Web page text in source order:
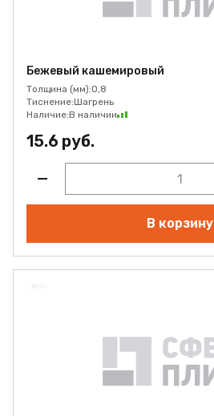
Бежевый кашемировый
Толщина (мм):0,8
Тиснение:Шагрень
Наличие:В наличии
15.6 руб.
В корзину